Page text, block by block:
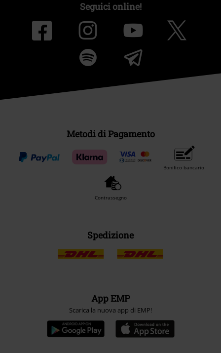
Seguici online!
Metodi di Pagamento
Bonifico bancario
Contrassegno
Spedizione
App EMP
Scarica la nuova app di EMP!